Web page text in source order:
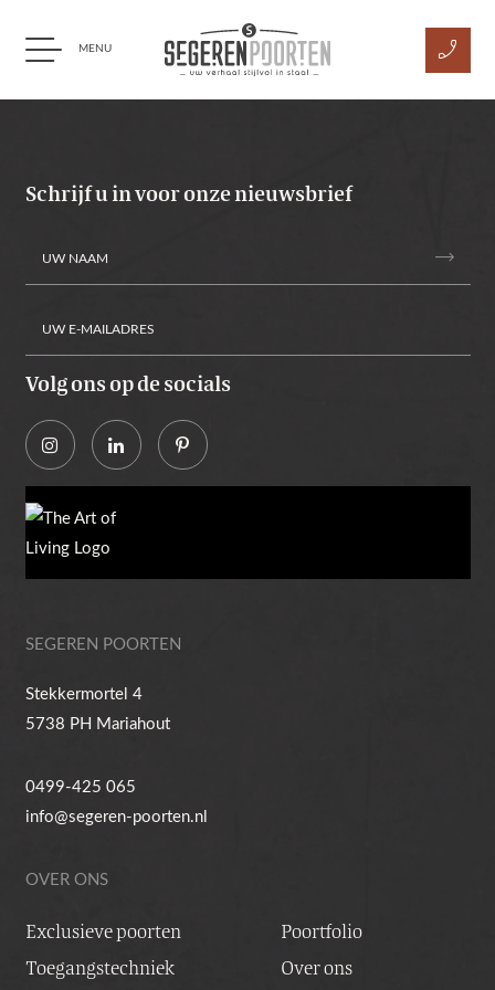
Ga naar content
MENU phone_enabled
Schrijf u in voor onze nieuwsbrief
trending_flat
Alternative:
Volg ons op de socials
SEGEREN POORTEN
Stekkermortel 4
5738 PH Mariahout
0499-425 065
info@segeren-poorten.nl
OVER ONS
Exclusieve poorten
Toegangstechniek
Poortfolio
Over ons